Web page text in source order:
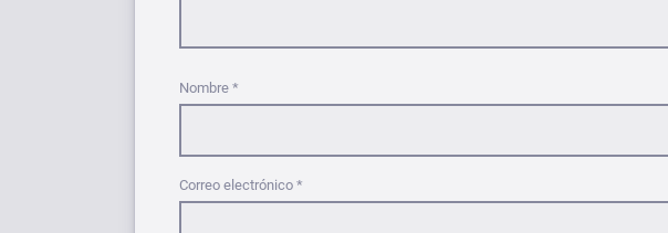
Nombre *
Correo electrónico *